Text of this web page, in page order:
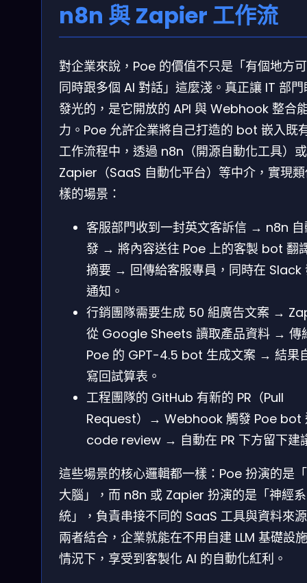
n8n 與 Zapier 工作流
對企業來說，Poe 的價值不只是「有個地方
同時跟多個 AI 對話」這麼淺。真正讓 IT 部
發光的，是它開放的 API 與 Webhook 整合
力。Poe 允許企業將自己打造的 bot 嵌入既
工作流程中，透過 n8n（開源自動化工具）或
Zapier（SaaS 自動化平台）等中介，實現
樣的場景：
客服部門收到一封英文客訴信 → n8n 自
發 → 將內容送往 Poe 上的客製 bot 翻
摘要 → 回傳給客服專員，同時在 Slack
通知。
行銷團隊需要生成 50 組廣告文案 →
從 Google Sheets 讀取產品資料 → 傳
Poe 的 GPT-4.5 bot 生成文案 → 結果
寫回試算表。
工程團隊的 GitHub 有新的 PR（Pull
Request）→ Webhook 觸發 Poe bot
code review → 自動在 PR 下方留下建
這些場景的核心邏輯都一樣：Poe 扮演的是
大腦」，而 n8n 或 Zapier 扮演的是「神經系
統」，負責串接不同的 SaaS 工具與資料來
兩者結合，企業就能在不用自建 LLM 基礎設
情況下，享受到客製化 AI 的自動化紅利。